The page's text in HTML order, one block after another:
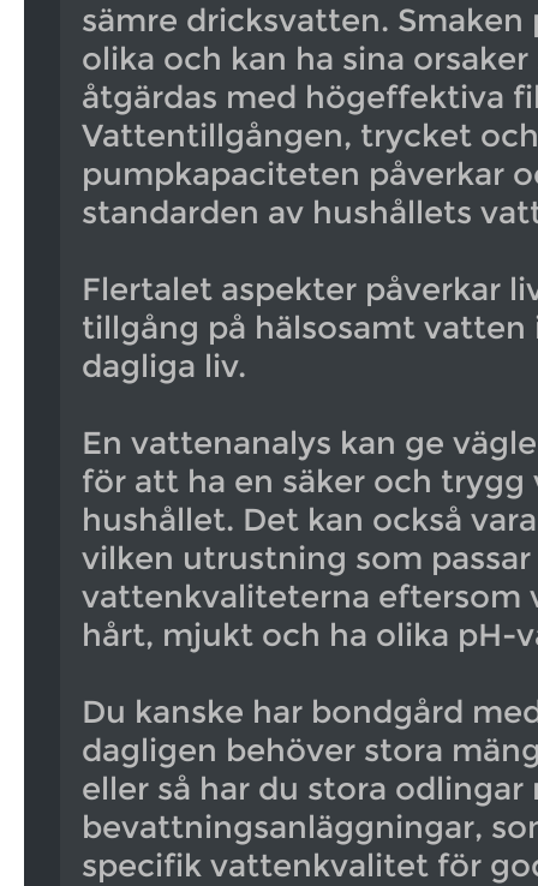
sämre dricksvatten. Smaken
olika och kan ha sina
åtgärdas med högeffektiva
Vattentillgången, trycket och
pumpkapaciteten påverkar
standarden av hushållets
Flertalet aspekter påverkar
tillgång på hälsosamt vatten
dagliga liv.
En vattenanalys kan ge
för att ha en säker och
hushållet. Det kan också
vilken utrustning som
vattenkvaliteterna eftersom
hårt, mjukt och ha olika pH-
Du kanske har bondgård
dagligen behöver stora
eller så har du stora odlingar
bevattningsanläggningar,
specifik vattenkvalitet för